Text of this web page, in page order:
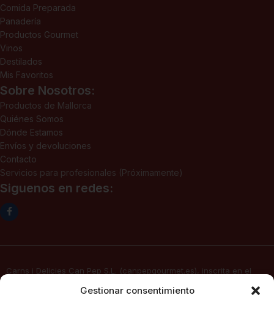
Gestionar consentimiento
Comida Preparada
Panadería
Productos Gourmet
Vinos
Destilados
Mis Favoritos
Sobre Nosotros:
Productos de Mallorca
Quiénes Somos
Dónde Estamos
Envíos y devoluciones
Contacto
Servicios para profesionales (Próximamente)
Siguenos en redes:
Carns i Delicies Can Pep S.L. (canpepgourmet.es), inscrita en el
1ª, fecha 02/06/2025, con domicilio social en c/ Major Nº 115,